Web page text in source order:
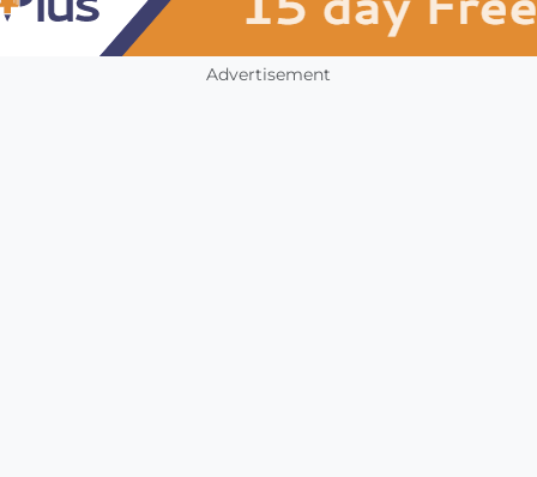
Advertisement